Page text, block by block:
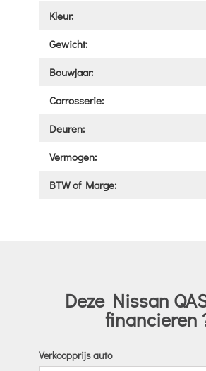
Kleur:
Gewicht:
Bouwjaar:
Carrosserie:
Deuren:
Vermogen:
BTW of Marge:
Deze Nissan
financieren
Verkoopprijs auto